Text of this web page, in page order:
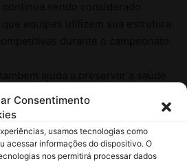
Consentimento
usamos tecnologias como
acessar informações do dispositivo. O
nos permitirá processar dados